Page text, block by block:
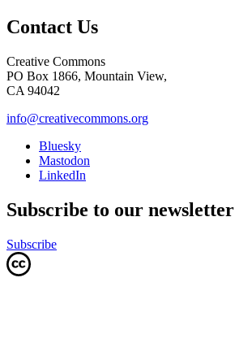
Contact Us
Creative Commons
PO Box 1866, Mountain View,
CA 94042
info@creativecommons.org
Bluesky
Mastodon
LinkedIn
Subscribe to our newsletter
Subscribe